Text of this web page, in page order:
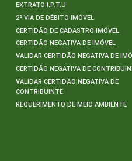
EXTRATO I.P.T.U
2ª VIA DE DÉBITO IMÓVEL
CERTIDÃO DE CADASTRO IMÓVEL
CERTIDÃO NEGATIVA DE IMÓVEL
VALIDAR CERTIDÃO NEGATIVA DE
CERTIDÃO NEGATIVA DE
VALIDAR CERTIDÃO NEGATIVA DE
CONTRIBUINTE
REQUERIMENTO DE MEIO AMBIENTE